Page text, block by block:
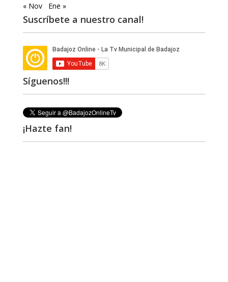
« Nov
Ene »
Suscríbete a nuestro canal!
Síguenos!!!
¡Hazte fan!